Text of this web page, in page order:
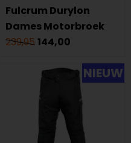
Fulcrum Durylon
Dames Motorbroek
239,95144,00
NIEUW